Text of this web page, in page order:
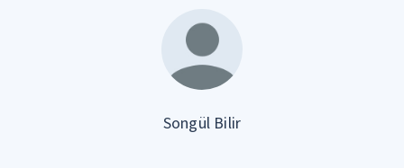
Songül Bilir